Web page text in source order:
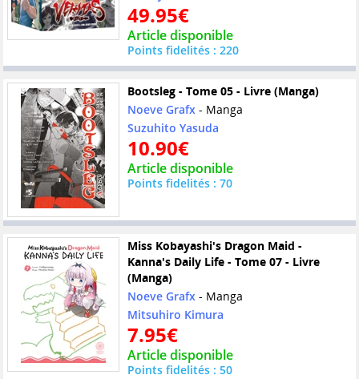
49.95€
Article disponible
Points fidelités : 220
Bootsleg - Tome 05 - Livre (Manga)
Noeve Grafx- Manga
Suzuhito Yasuda
10.90€
Article disponible
Points fidelités : 70
Miss Kobayashi's Dragon Maid -
Kanna's Daily Life - Tome 07 - Livre
(Manga)
Noeve Grafx- Manga
Mitsuhiro Kimura
7.95€
Article disponible
Points fidelités : 50